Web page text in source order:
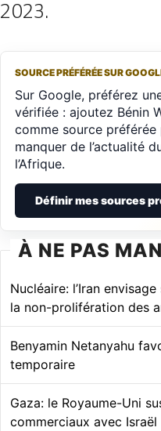
2023.
SOURCE PRÉFÉRÉE SUR
Sur Google, préférez
vérifiée : ajoutez Bénin
comme source préférée
manquer de l’actualité
l’Afrique.
Définir mes sources
À NE PAS
Nucléaire: l’Iran
la non-prolifération des
Benyamin Netanyahu
temporaire
Gaza: le Royaume-Uni
commerciaux avec Israël